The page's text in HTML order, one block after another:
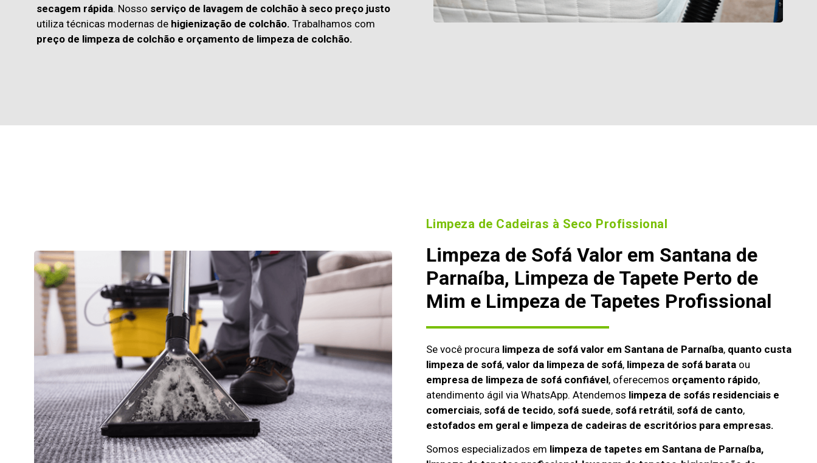
secagem rápida. Nosso serviço de lavagem de colchão à seco preço justo
utiliza técnicas modernas de higienização de colchão. Trabalhamos com
preço de limpeza de colchão e orçamento de limpeza de colchão.
Limpeza de Cadeiras à Seco Profissional
Limpeza de Sofá Valor em Santana de
Parnaíba, Limpeza de Tapete Perto de
Mim e Limpeza de Tapetes Profissional
Se você procura limpeza de sofá valor em Santana de Parnaíba, quanto custa
limpeza de sofá, valor da limpeza de sofá, limpeza de sofá barataou
empresa de limpeza de sofá confiável, oferecemos orçamento rápido,
atendimento ágil via WhatsApp. Atendemos limpeza de sofás residenciais e
comerciais, sofá de tecido, sofá suede, sofá retrátil, sofá de canto,
estofados em geral e limpeza de cadeiras de escritórios para empresas.
Somos especializados em limpeza de tapetes em Santana de Parnaíba,